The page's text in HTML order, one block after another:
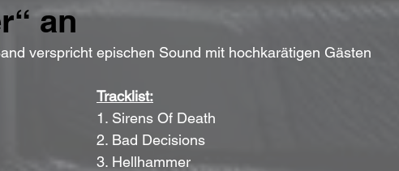
an
verspricht epischen Sound mit hochkarätigen Gästen
Tracklist:
1. Sirens Of Death
2. Bad Decisions
3. Hellhammer